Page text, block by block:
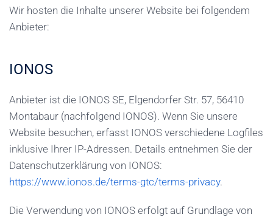
Wir hosten die Inhalte unserer Website bei folgendem
Anbieter:
IONOS
Anbieter ist die IONOS SE, Elgendorfer Str. 57, 56410
Montabaur (nachfolgend IONOS). Wenn Sie unsere
Website besuchen, erfasst IONOS verschiedene Logfiles
inklusive Ihrer IP-Adressen. Details entnehmen Sie der
Datenschutzerklärung von IONOS:
https://www.ionos.de/terms-gtc/terms-privacy.
Die Verwendung von IONOS erfolgt auf Grundlage von